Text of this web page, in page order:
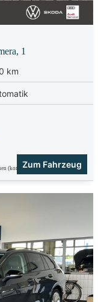
1
km
(kombiniert): 116.0 g/km;
Zum Fahrzeug